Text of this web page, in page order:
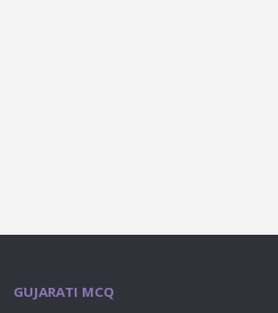
GUJARATI MCQ